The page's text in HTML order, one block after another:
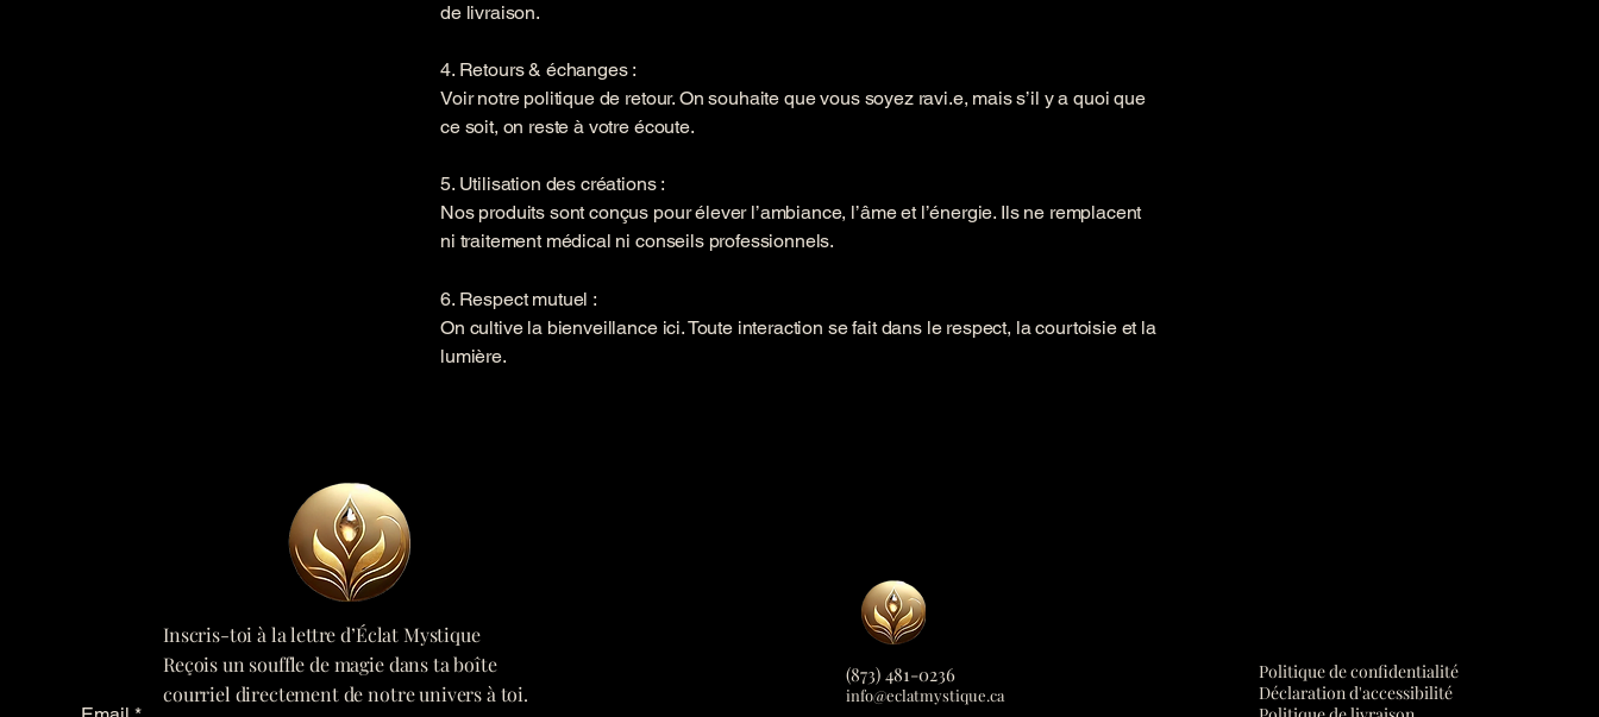
de livraison.
4. Retours & échanges :
Voir notre politique de retour. On souhaite que vous soyez ravi.e, mais s’il y a quoi que
ce soit, on reste à votre écoute.
5. Utilisation des créations :
Nos produits sont conçus pour élever l’ambiance, l’âme et l’énergie. Ils ne remplacent
ni traitement médical ni conseils professionnels.
6. Respect mutuel :
On cultive la bienveillance ici. Toute interaction se fait dans le respect, la courtoisie et la
lumière.
Inscris-toi à la lettre d’Éclat Mystique
Reçois un souffle de magie dans ta boîte
courriel directement de notre univers à toi.
(873) 481-0236
info@eclatmystique.ca
Politique de confidentialité
Déclaration d'accessibilité